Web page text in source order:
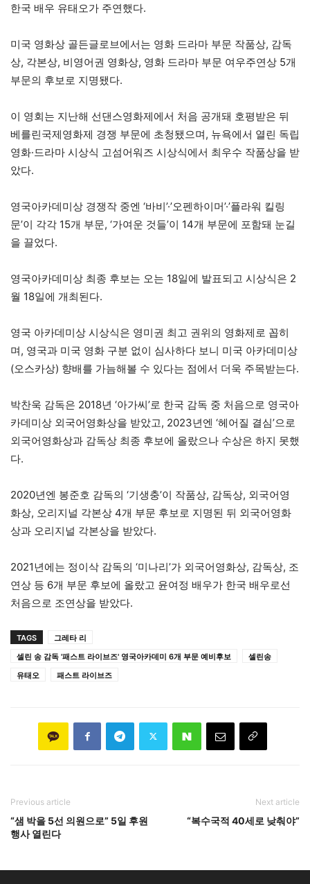
한국 배우 유태오가 주연했다.
미국 영화상 골든글로브에서는 영화 드라마 부문 작품상, 감독
상, 각본상, 비영어권 영화상, 영화 드라마 부문 여우주연상 5개
부문의 후보로 지명됐다.
이 영회는 지난해 선댄스영화제에서 처음 공개돼 호평받은 뒤
베를린국제영화제 경쟁 부문에 초청됐으며, 뉴욕에서 열린 독립
영화·드라마 시상식 고섬어워즈 시상식에서 최우수 작품상을 받
았다.
영국아카데미상 경쟁작 중엔 ‘바비’·’오펜하이머’·’플라워 킬링
문’이 각각 15개 부문, ‘가여운 것들’이 14개 부문에 포함돼 눈길
을 끌었다.
영국아카데미상 최종 후보는 오는 18일에 발표되고 시상식은 2
월 18일에 개최된다.
영국 아카데미상 시상식은 영미권 최고 권위의 영화제로 꼽히
며, 영국과 미국 영화 구분 없이 심사하다 보니 미국 아카데미상
(오스카상) 향배를 가늠해볼 수 있다는 점에서 더욱 주목받는다.
박찬욱 감독은 2018년 ‘아가씨’로 한국 감독 중 처음으로 영국아
카데미상 외국어영화상을 받았고, 2023년엔 ‘헤어질 결심’으로
외국어영화상과 감독상 최종 후보에 올랐으나 수상은 하지 못했
다.
2020년엔 봉준호 감독의 ‘기생충’이 작품상, 감독상, 외국어영
화상, 오리지널 각본상 4개 부문 후보로 지명된 뒤 외국어영화
상과 오리지널 각본상을 받았다.
2021년에는 정이삭 감독의 ‘미나리’가 외국어영화상, 감독상, 조
연상 등 6개 부문 후보에 올랐고 윤여정 배우가 한국 배우로선
처음으로 조연상을 받았다.
TAGS
그레타 리
셀린 송 감독 '패스트 라이브즈' 영국아카데미 6개 부문 예비후보
셀린송
유태오
패스트 라이브즈
Previous article
“샘 박을 5선 의원으로” 5일 후원
행사 열린다
Next article
“복수국적 40세로 낮춰야”